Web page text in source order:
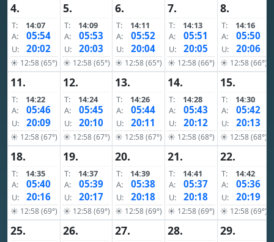
4.
T:
14:07
A:
05:54
U: 20:02
☀ 12:58 (65°)
5.
T:
14:09
A:
05:53
U: 20:03
☀ 12:58 (65°)
6.
T:
14:11
A:
05:52
U: 20:04
☀ 12:58 (65°)
7.
T:
14:13
A:
05:51
U: 20:05
☀ 12:58 (66°)
8.
T:
14:16
A:
05:50
U: 20:06
☀ 12:58 (66°)
11.
T:
14:22
A:
05:46
U: 20:09
☀ 12:58 (67°)
12.
T:
14:24
A:
05:45
U: 20:10
☀ 12:58 (67°)
13.
T:
14:26
A:
05:44
U: 20:11
☀ 12:58 (67°)
14.
T:
14:28
A:
05:43
U: 20:12
☀ 12:58 (68°)
15.
T:
14:30
A:
05:42
U: 20:13
☀ 12:58 (68°)
18.
T:
14:35
A:
05:40
U: 20:16
☀ 12:58 (69°)
19.
T:
14:37
A:
05:39
U: 20:17
☀ 12:58 (69°)
20.
T:
14:39
A:
05:38
U: 20:18
☀ 12:58 (69°)
21.
T:
14:41
A:
05:37
U: 20:18
☀ 12:58 (69°)
22.
T:
14:42
A:
05:36
U: 20:19
☀ 12:58 (69°)
25. 26. 27. 28. 29.